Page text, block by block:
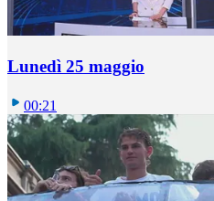
Lunedì 25 maggio
00:21